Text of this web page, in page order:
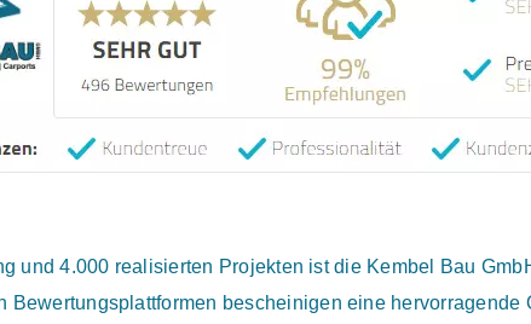
und 4.000 realisierten Projekten ist die Kembel Bau
Bewertungsplattformen bescheinigen eine